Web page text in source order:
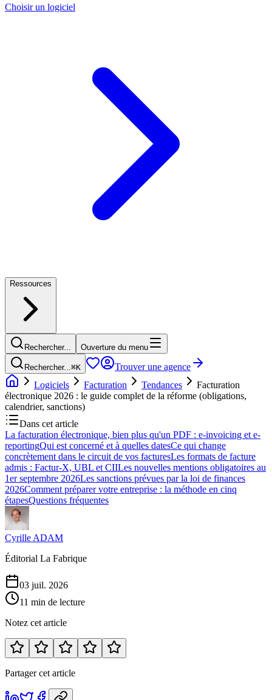
Choisir un logiciel
Ressources
Rechercher... Ouverture du menu
Rechercher...⌘K
Trouver une agence
Logiciels
Facturation Tendances
Facturation
électronique 2026 : le guide complet de la réforme (obligations,
calendrier, sanctions)
Dans cet article
La facturation électronique, bien plus qu'un PDF : e-invoicing et e-
reportingQui est concerné et à quelles datesCe qui change
concrètement dans le circuit de vos facturesLes formats de facture
admis : Factur-X, UBL et CIILes nouvelles mentions obligatoires au
1er septembre 2026Les sanctions prévues par la loi de finances
2026Comment préparer votre entreprise : la méthode en cinq
étapesQuestions fréquentes
Cyrille ADAM
Éditorial La Fabrique
03 juil. 2026
11 min de lecture
Notez cet article
Partager cet article